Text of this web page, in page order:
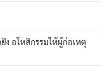
ง อโหสิกรรมให้ผู้ก่อเหตุ